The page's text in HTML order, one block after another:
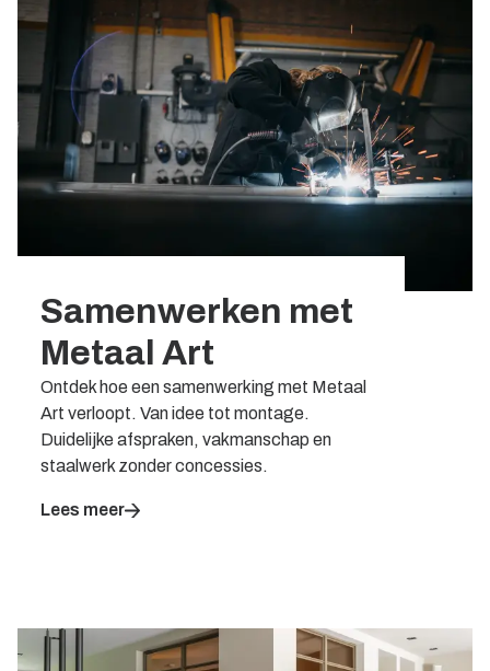
Samenwerken met
Metaal Art
Ontdek hoe een samenwerking met Metaal
Art verloopt. Van idee tot montage.
Duidelijke afspraken, vakmanschap en
staalwerk zonder concessies.
Lees meer